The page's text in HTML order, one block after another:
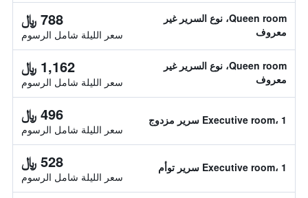
Queen room، نوع السرير غير
معروف
788 ﷼
سعر الليلة شامل الرسوم
Queen room، نوع السرير غير
معروف
1,162 ﷼
سعر الليلة شامل الرسوم
Executive room، 1 سرير مزدوج 496 ﷼
سعر الليلة شامل الرسوم
Executive room، 1 سرير توأم 528 ﷼
سعر الليلة شامل الرسوم